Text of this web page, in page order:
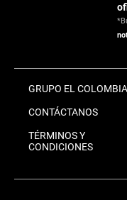
GRUPO EL
CONTÁCTANOS
TÉRMINOS Y
CONDICIONES